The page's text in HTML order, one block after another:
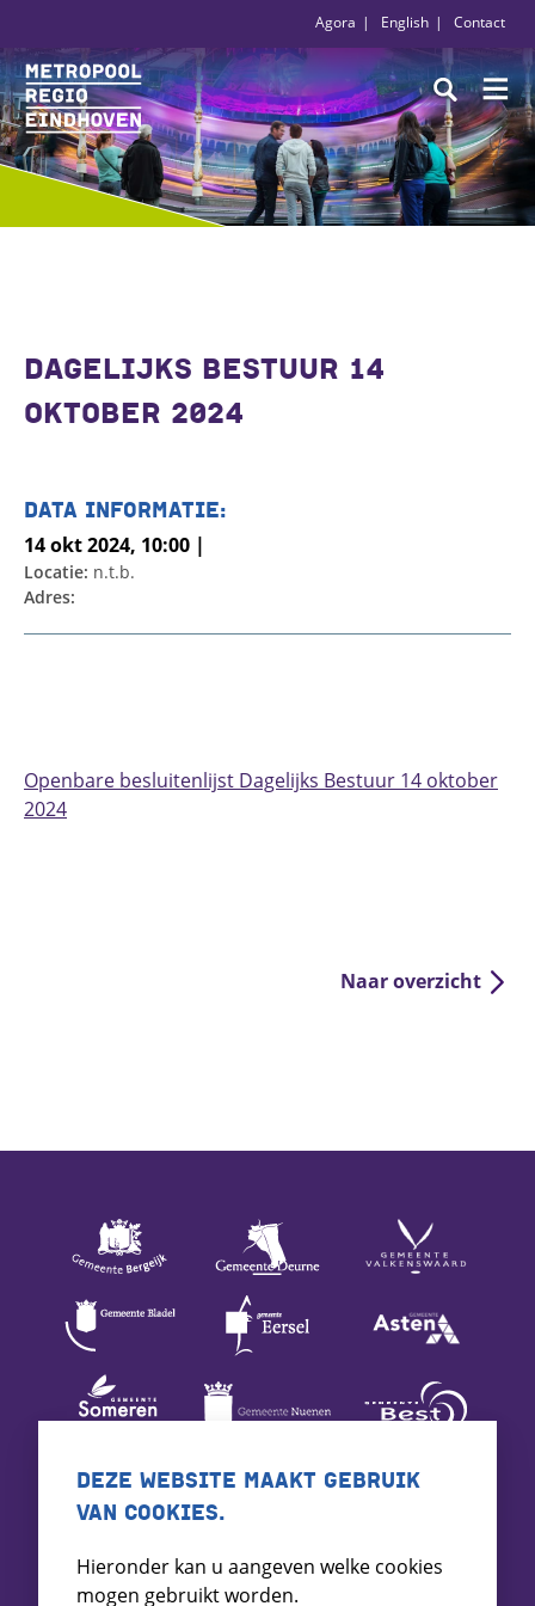
Agora English Contact
DAGELIJKS BESTUUR 14
OKTOBER 2024
DATA INFORMATIE:
14 okt 2024, 10:00 |
Locatie: n.t.b.
Adres:
Openbare besluitenlijst Dagelijks Bestuur 14 oktober
2024
Naar overzicht
DEZE WEBSITE MAAKT GEBRUIK
VAN COOKIES.
Hieronder kan u aangeven welke cookies
mogen gebruikt worden.